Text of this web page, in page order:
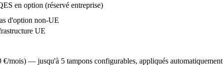
en option (réservé entreprise)
d'option non-UE
UE
€/mois) — jusqu'à 5 tampons configurables, appliqués automatiquement